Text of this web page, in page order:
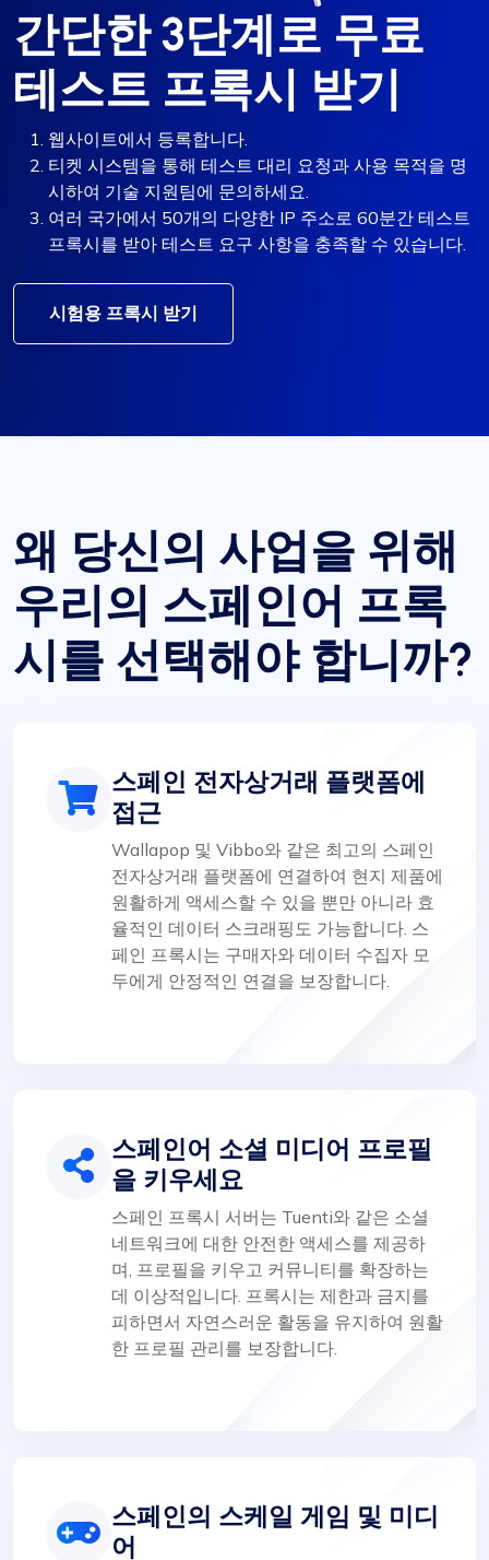
간단한 3단계로 무료
테스트 프록시 받기
웹사이트에서 등록합니다.
티켓 시스템을 통해 테스트 대리 요청과 사용 목적을 명
시하여 기술 지원팀에 문의하세요.
여러 국가에서 50개의 다양한 IP 주소로 60분간 테스트
프록시를 받아 테스트 요구 사항을 충족할 수 있습니다.
시험용 프록시 받기
왜 당신의 사업을 위해
우리의 스페인어 프록
시를 선택해야 합니까?
스페인 전자상거래 플랫폼에
접근
Wallapop 및 Vibbo와 같은 최고의 스페인
전자상거래 플랫폼에 연결하여 현지 제품에
원활하게 액세스할 수 있을 뿐만 아니라 효
율적인 데이터 스크래핑도 가능합니다. 스
페인 프록시는 구매자와 데이터 수집자 모
두에게 안정적인 연결을 보장합니다.
스페인어 소셜 미디어 프로필
을 키우세요
스페인 프록시 서버는 Tuenti와 같은 소셜
네트워크에 대한 안전한 액세스를 제공하
며, 프로필을 키우고 커뮤니티를 확장하는
데 이상적입니다. 프록시는 제한과 금지를
피하면서 자연스러운 활동을 유지하여 원활
한 프로필 관리를 보장합니다.
스페인의 스케일 게임 및 미디
어